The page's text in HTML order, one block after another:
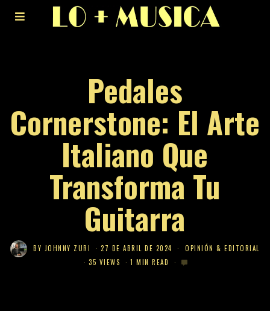
Pedales
Cornerstone: El Arte
Italiano Que
Transforma Tu
Guitarra
BY JOHNNY ZURI 27 DE ABRIL DE 2024
OPINIÓN & EDITORIAL
35 VIEWS
1 MIN READ